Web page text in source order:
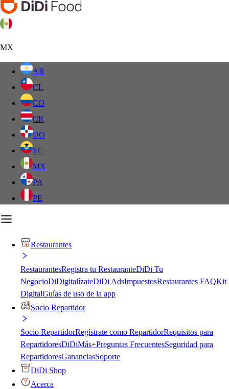
MX
AR
CL
CO
CR
DO
EC
MX
PA
PE
Restaurantes
RestaurantesRegistra tu RestauranteDiDi Tu
NegocioDiDigitalízateDiDi AdsImpuestosRestaurantes FAQKit
DigitalGuías de uso de la app
Socio Repartidor
Socio RepartidorRegístrate como RepartidorRequisitos para
RepartidoresDiDiMás+Preguntas FrecuentesSeguridad para
RepartidoresGananciasSoporte
DiDi Shop
Acerca